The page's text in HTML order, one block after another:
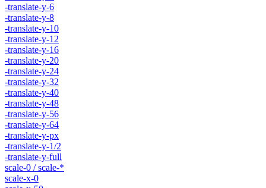
-translate-y-6
-translate-y-8
-translate-y-10
-translate-y-12
-translate-y-16
-translate-y-20
-translate-y-24
-translate-y-32
-translate-y-40
-translate-y-48
-translate-y-56
-translate-y-64
-translate-y-px
-translate-y-1/2
-translate-y-full
scale-0 / scale-*
scale-x-0